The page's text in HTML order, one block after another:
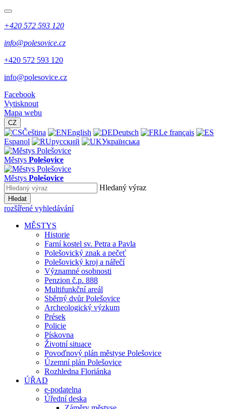
+420 572 593 120
info@polesovice.cz
+420 572 593 120
info@polesovice.cz
Facebook
Vytisknout
Mapa webu
CZ
Čeština English Deutsch
Le français
Espanol
русский Українська
Městys Polešovice
Městys Polešovice
Hledaný výraz
Hledat
rozšířené vyhledávání
MĚSTYS
Historie
Farní kostel sv. Petra a Pavla
Polešovický znak a pečeť
Polešovický kroj a nářečí
Významné osobnosti
Penzion č.p. 888
Multifunkční areál
Sběrný dvůr Polešovice
Archeologický výzkum
Prések
Policie
Pískovna
Životní situace
Povoďnový plán městyse Polešovice
Územní plán Polešovice
Rozhledna Floriánka
ÚŘAD
e-podatelna
Úřední deska